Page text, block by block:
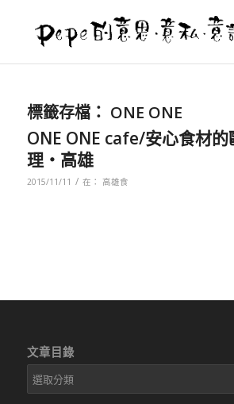
標籤存檔： ONE ONE
ONE ONE cafe/安心食材的
理‧高雄
2015/11/11 / 在： 高雄食
文章目錄
文
章